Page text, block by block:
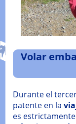
Volar
Durante el
patente en la
es